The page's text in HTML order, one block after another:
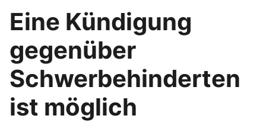
Eine Kündigung
gegenüber
Schwerbehinderten
ist möglich